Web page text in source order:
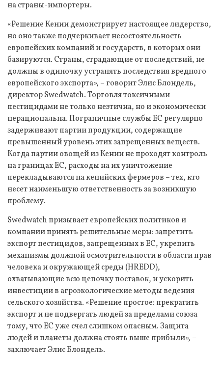
на страны-импортеры.
«Решение Кении демонстрирует настоящее лидерство,
но оно также подчеркивает несостоятельность
европейских компаний и государств, в которых они
базируются. Страны, страдающие от последствий, не
должны в одиночку устранять последствия вредного
европейского экспорта», – говорит Элис Блондель,
директор Swedwatch. Торговля токсичными
пестицидами не только неэтична, но и экономически
нерациональна. Пограничные службы ЕС регулярно
задерживают партии продукции, содержащие
превышенный уровень этих запрещенных веществ.
Когда партии овощей из Кении не проходят контроль
на границах ЕС, расходы на их уничтожение
перекладываются на кенийских фермеров – тех, кто
несет наименьшую ответственность за возникшую
проблему.
Swedwatch призывает европейских политиков и
компании принять решительные меры: запретить
экспорт пестицидов, запрещенных в ЕС, укрепить
механизмы должной осмотрительности в области прав
человека и окружающей среды (HREDD),
охватывающие всю цепочку поставок, и ускорить
инвестиции в агроэкологические методы ведения
сельского хозяйства. «Решение простое: прекратить
экспорт и не подвергать людей за пределами союза
тому, что ЕС уже счел слишком опасным. Защита
людей и планеты должна стоять выше прибыли», –
заключает Элис Блондель.